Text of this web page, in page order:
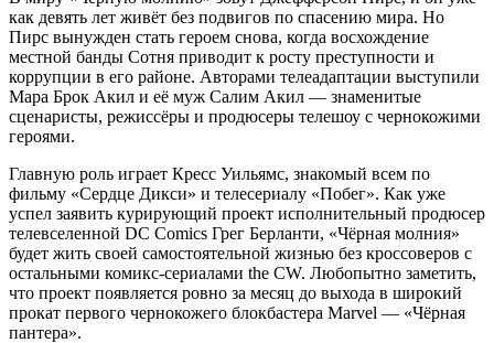
как девять лет живёт без подвигов по спасению мира. Но
Пирс вынужден стать героем снова, когда восхождение
местной банды Cотня приводит к росту преступности и
коррупции в его районе. Авторами телеадаптации выступили
Мара Брок Акил и её муж Салим Акил — знаменитые
сценаристы, режиссёры и продюсеры телешоу с чернокожими
героями.
Главную роль играет Кресс Уильямс, знакомый всем по
фильму «Сердце Дикси» и телесериалу «Побег». Как уже
успел заявить курирующий проект исполнительный продюсер
телевселенной DC Comics Грег Берланти, «Чёрная молния»
будет жить своей самостоятельной жизнью без кроссоверов с
остальными комикс-сериалами the CW. Любопытно заметить,
что проект появляется ровно за месяц до выхода в широкий
прокат первого чернокожего блокбастера Marvel — «Чёрная
пантера».